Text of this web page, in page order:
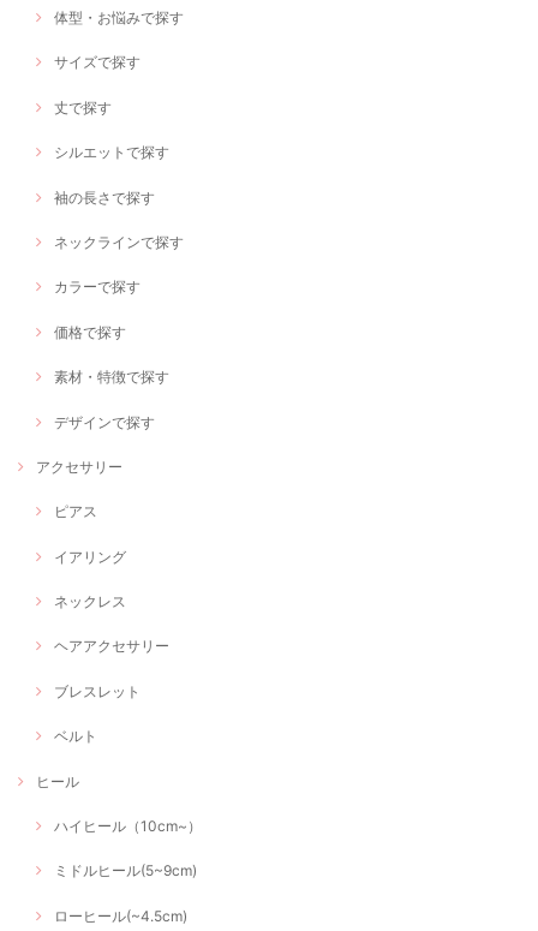
体型・お悩みで探す
サイズで探す
丈で探す
シルエットで探す
袖の長さで探す
ネックラインで探す
カラーで探す
価格で探す
素材・特徴で探す
デザインで探す
アクセサリー
ピアス
イアリング
ネックレス
ヘアアクセサリー
ブレスレット
ベルト
ヒール
ハイヒール（10cm~）
ミドルヒール(5~9cm)
ローヒール(~4.5cm)